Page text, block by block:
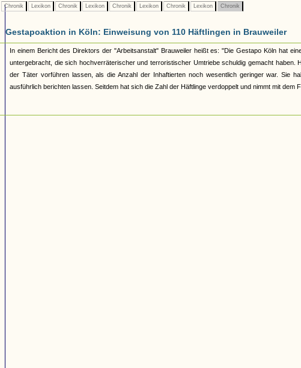
Chronik Lexikon Chronik Lexikon Chronik Lexikon Chronik Lexikon Chronik
Gestapoaktion in Köln: Einweisung von 110 Häftlingen in Brauweiler
In einem Bericht des Direktors der "Arbeitsanstalt" Brauweiler heißt es: "Die Gestapo Köln hat
untergebracht, die sich hochverräterischer und terroristischer Umtriebe schuldig gemacht
der Täter vorführen lassen, als die Anzahl der Inhaftierten noch wesentlich geringer war. Sie
ausführlich berichten lassen. Seitdem hat sich die Zahl der Häftlinge verdoppelt und nimmt mit dem